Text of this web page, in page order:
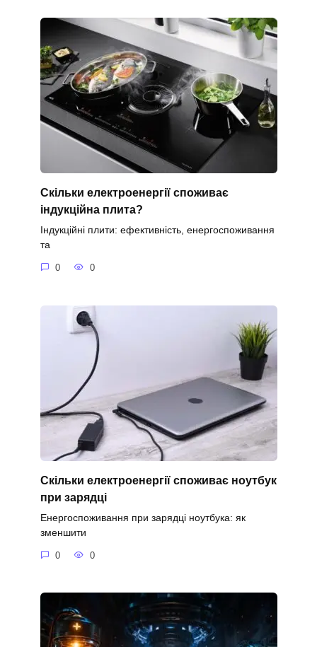
Скільки електроенергії споживає
індукційна плита?
Індукційні плити: ефективність, енергоспоживання
та
0 0
Скільки електроенергії споживає ноутбук
при зарядці
Енергоспоживання при зарядці ноутбука: як
зменшити
0 0